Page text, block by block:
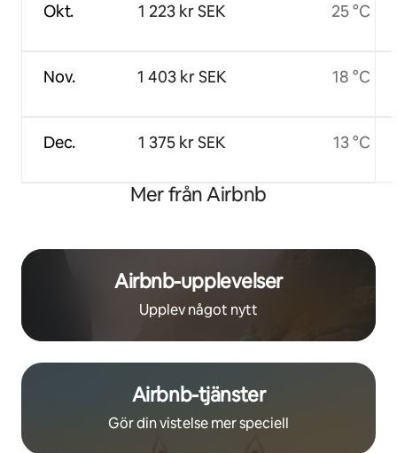
Okt.
Nov.
Dec.
1 223 kr SEK
1 403 kr SEK
1 375 kr SEK
25 °C
18 °C
13 °C
Mer från Airbnb
Airbnb-upplevelser
Upplev något nytt
Airbnb-tjänster
Gör din vistelse mer speciell